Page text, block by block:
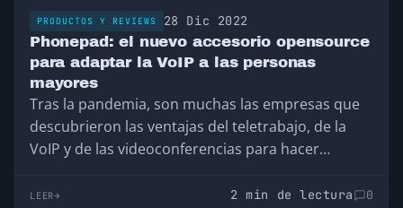
PRODUCTOS Y REVIEWS 28 Dic 2022
Phonepad: el nuevo accesorio opensource
para adaptar la VoIP a las personas
mayores
Tras la pandemia, son muchas las empresas que
descubrieron las ventajas del teletrabajo, de la
VoIP y de las videoconferencias para hacer…
LEER 2 min de lectura 0